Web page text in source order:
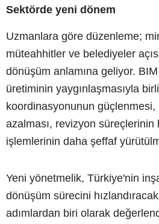
Sektörde yeni dönem
Uzmanlara göre düzenleme;
müteahhitler ve belediyeler
dönüşüm anlamına geliyor.
üretiminin yaygınlaşmasıyla
koordinasyonunun güçlenmesi,
azalması, revizyon süreçlerinin
işlemlerinin daha şeffaf
Yeni yönetmelik, Türkiye'nin
dönüşüm sürecini
adımlardan biri olarak